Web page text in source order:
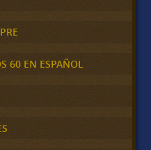
60 EN ESPAÑOL